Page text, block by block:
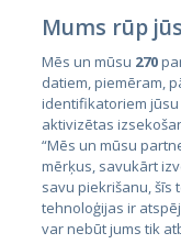
Valstis
Igaunija
Latvija
Lietuva
Mums rūp
Mēs un mūsu 270
datiem, piemēram,
identifikatoriem jūsu
aktivizētas
“Mēs un mūsu
mērķus, savukārt
savu piekrišanu, šīs
tehnoloģijas ir
var nebūt jums tik